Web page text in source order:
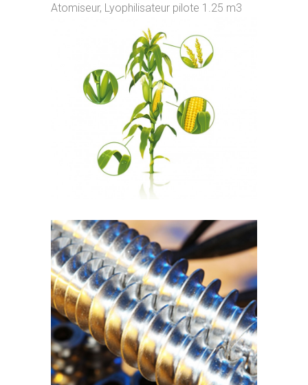
Atomiseur, Lyophilisateur pilote 1.25 m3